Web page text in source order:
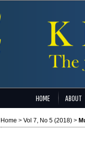
HOME ABOUT
Home > Vol 7, No 5 (2018) >